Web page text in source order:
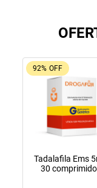
92% OFF
Tadalafila Ems
30